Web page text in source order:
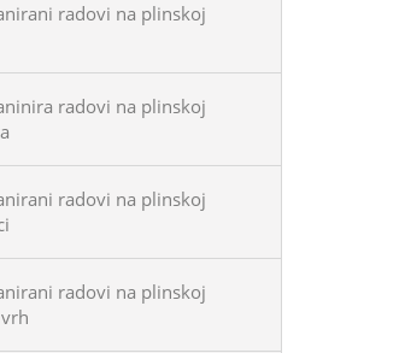
radovi na plinskoj
radovi na plinskoj
radovi na plinskoj
radovi na plinskoj